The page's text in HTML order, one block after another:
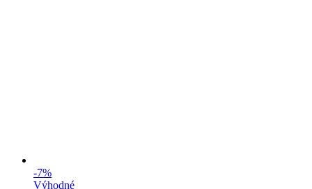
-7%
Výhodné